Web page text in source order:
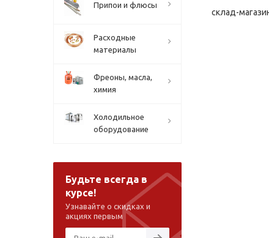
склад-
Припои и флюсы
Расходные
материалы
Фреоны, масла,
химия
Холодильное
оборудование
Будьте всегда в
курсе!
Узнавайте о скидках и
акциях первым